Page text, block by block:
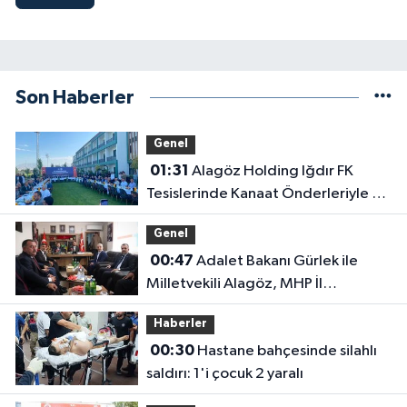
Son Haberler
Genel
01:31
Tesislerinde Kanaat Önderleriyle Bir
Araya Geldiler
Genel
00:47
Milletvekili Alagöz, MHP İl
Başkanlığını Ziyaret Etti
Haberler
00:30Hastane bahçesinde silahlı
saldırı: 1'i çocuk 2 yaralı